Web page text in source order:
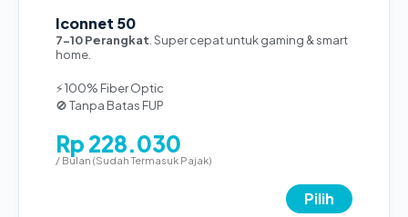
Iconnet 50
7-10 Perangkat . Super cepat untuk gaming & smart
home.
⚡ 100% Fiber Optic
🚫 Tanpa Batas FUP
Rp 228.030
/ Bulan (Sudah Termasuk Pajak)
Pilih